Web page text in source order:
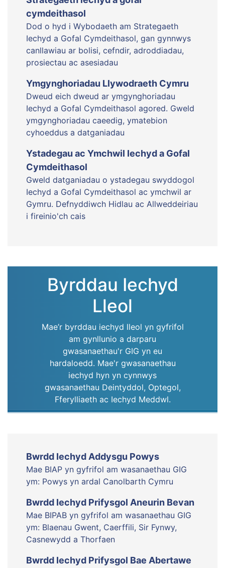
cymdeithasol
Dod o hyd i Wybodaeth am Strategaeth
Iechyd a Gofal Cymdeithasol, gan gynnwys
canllawiau ar bolisi, cefndir, adroddiadau,
prosiectau ac asesiadau
Ymgynghoriadau Llywodraeth Cymru
Dweud eich dweud ar ymgynghoriadau
Iechyd a Gofal Cymdeithasol agored. Gweld
ymgynghoriadau caeedig, ymatebion
cyhoeddus a datganiadau
Ystadegau ac Ymchwil Iechyd a Gofal
Cymdeithasol
Gweld datganiadau o ystadegau swyddogol
Iechyd a Gofal Cymdeithasol ac ymchwil ar
Gymru. Defnyddiwch Hidlau ac Allweddeiriau
i fireinio'ch cais
Byrddau Iechyd
Lleol
Mae’r byrddau iechyd lleol yn gyfrifol
am gynllunio a darparu
gwasanaethau'r GIG yn eu
hardaloedd. Mae'r gwasanaethau
iechyd hyn yn cynnwys
gwasanaethau Deintyddol, Optegol,
Fferylliaeth ac Iechyd Meddwl.
Bwrdd Iechyd Addysgu Powys
Mae BIAP yn gyfrifol am wasanaethau GIG
ym: Powys yn ardal Canolbarth Cymru
Bwrdd Iechyd Prifysgol Aneurin Bevan
Mae BIPAB yn gyfrifol am wasanaethau GIG
ym: Blaenau Gwent, Caerffili, Sir Fynwy,
Casnewydd a Thorfaen
Bwrdd Iechyd Prifysgol Bae Abertawe